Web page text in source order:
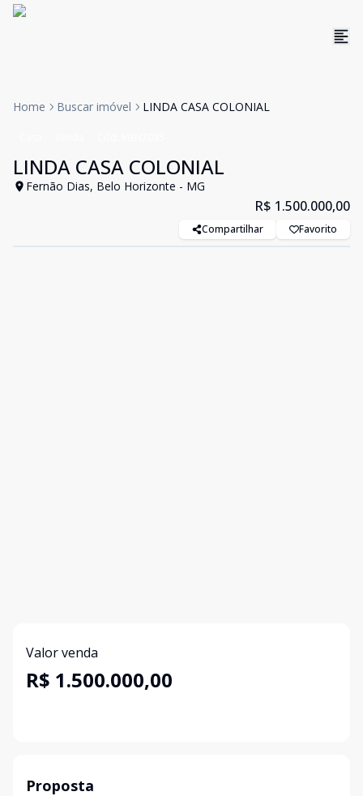
Home Buscar imóvel LINDA CASA COLONIAL
LINDA CASA COLONIAL
Fernão Dias, Belo Horizonte - MG
R$ 1.500.000,00
Compartilhar Favorito
Valor venda
R$ 1.500.000,00
Proposta